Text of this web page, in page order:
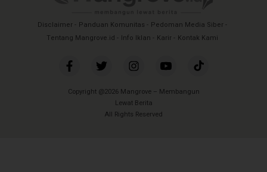
Disclaimer Panduan Komunitas
Pedoman Media Siber
Tentang Mangrove.id
Info Iklan Karir Kontak Kami
Copyright @2026 Mangrove – Membangun
Lewat Berita
All Rights Reserved